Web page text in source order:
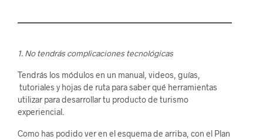
1. No tendrás complicaciones tecnológicas
Tendrás los módulos en un manual, videos, guías,
tutoriales y hojas de ruta para saber qué herramientas
utilizar para desarrollar tu producto de turismo
experiencial.
Como has podido ver en el esquema de arriba, con el Plan